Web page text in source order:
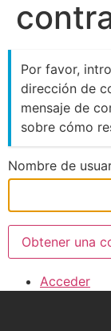
Por favor,
dirección de
mensaje de
sobre cómo
Nombre de
Obtener una
Acceder